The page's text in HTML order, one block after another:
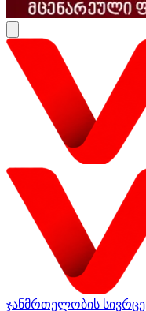
ჯანმრთელობის სივრცე